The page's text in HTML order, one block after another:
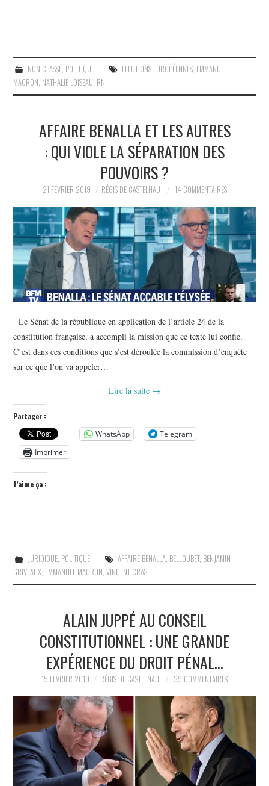
NON CLASSÉ, POLITIQUE ÉLECTIONS EUROPÉENNES, EMMANUEL
MACRON, NATHALIE LOISEAU, RN
AFFAIRE BENALLA ET LES AUTRES
: QUI VIOLE LA SÉPARATION DES
POUVOIRS ?
21 FÉVRIER 2019 RÉGIS DE CASTELNAU 14 COMMENTAIRES
Le Sénat de la république en application de l’article 24 de la
constitution française, a accompli la mission que ce texte lui confie.
C’est dans ces conditions que s’est déroulée la commission d’enquête
sur ce que l’on va appeler…
Lire la suite →
Partager :
WhatsApp
Telegram
Imprimer
J’aime ça :
JURIDIQUE, POLITIQUE AFFAIRE BENALLA, BELLOUBET, BENJAMIN
GRIVEAUX, EMMANUEL MACRON,VINCENT CRASE
ALAIN JUPPÉ AU CONSEIL
CONSTITUTIONNEL : UNE GRANDE
EXPÉRIENCE DU DROIT PÉNAL…
15 FÉVRIER 2019 RÉGIS DE CASTELNAU 39 COMMENTAIRES